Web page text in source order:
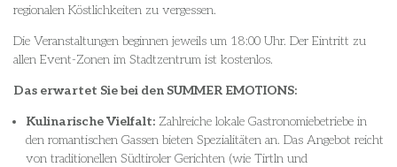
regionalen Köstlichkeiten zu vergessen.
Die Veranstaltungen beginnen jeweils um 18:00 Uhr. Der Eintritt zu
allen Event-Zonen im Stadtzentrum ist kostenlos.
Das erwartet Sie bei den SUMMER EMOTIONS:
Kulinarische Vielfalt: Zahlreiche lokale Gastronomiebetriebe in
den romantischen Gassen bieten Spezialitäten an. Das Angebot reicht
von traditionellen Südtiroler Gerichten (wie Tirtln und